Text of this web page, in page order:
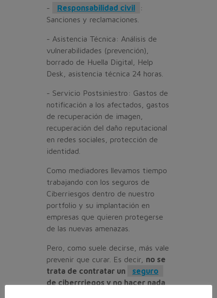
- Responsabilidad civil
:
Sanciones y reclamaciones.
- Asistencia Técnica: Análisis de
vulnerabilidades (prevención),
borrado de Huella Digital, Help
Desk, asistencia técnica 24 horas.
- Servicio Postsiniestro: Gastos de
notificación a los afectados, gastos
de recuperación de imagen,
recuperación del daño reputacional
en redes sociales, protección de
identidad.
Como mediadores llevamos tiempo
trabajando con los seguros de
Ciberriesgos dentro de nuestro
portfolio y su implantación en
empresas que quieren protegerse
de las nuevas amenazas.
Pero, como suele decirse, más vale
prevenir que curar. Es decir, no se
trata de contratar un
seguro
de ciberrriegos y no hacer nada